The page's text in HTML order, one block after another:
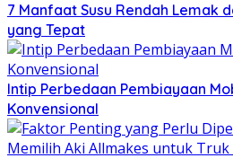
7 Manfaat Susu Rendah Lemak
yang Tepat
Intip Perbedaan Pembiayaan
Konvensional